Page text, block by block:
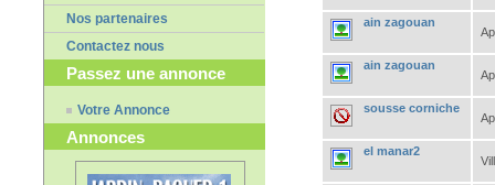
Nos partenaires
Contactez nous
Passez une annonce
Votre Annonce
Annonces
ain zagouan
ain zagouan
sousse corniche
el manar2